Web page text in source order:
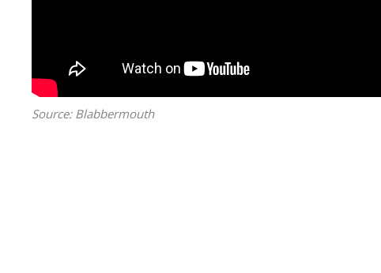
Source: Blabbermouth